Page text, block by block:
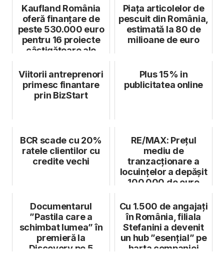
Kaufland România
oferă finanțare de
peste 530.000 euro
pentru 16 proiecte
câștigătoare ale
Piața articolelor de
pescuit din România,
estimată la 80 de
milioane de euro
Viitorii antreprenori
primesc finantare
prin BizStart
Plus 15% in
publicitatea online
BCR scade cu 20%
ratele clientilor cu
credite vechi
RE/MAX: Prețul
mediu de
tranzacționare a
locuințelor a depășit
100.000 de euro
Documentarul
”Pastila care a
schimbat lumea” în
premieră la
Discovery pe 5
Cu 1.500 de angajați
în România, filiala
Stefanini a devenit
un hub ”esențial” pe
harta companiei